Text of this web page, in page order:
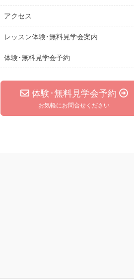
アクセス
レッスン体験･無料見学会案内
体験･無料見学会予約
体験･無料見学会予約
お気軽にお問合せください